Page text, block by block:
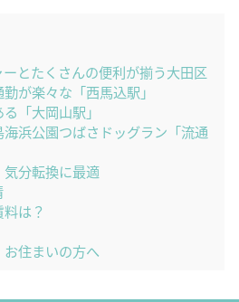
とたくさんの便利が揃う大田区
が楽々な「西馬込駅」
「大岡山駅」
浜公園つばさドッグラン「流通
分転換に最適
は？
住まいの方へ